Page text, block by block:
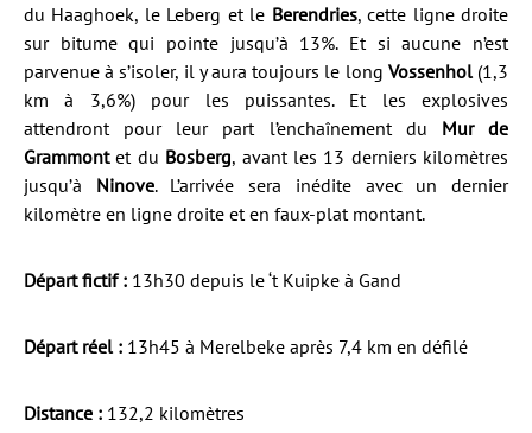
du Haaghoek, le Leberg et le Berendries, cette ligne droite
sur bitume qui pointe jusqu’à 13%. Et si aucune n’est
parvenue à s’isoler, il y aura toujours le long Vossenhol(1,3
km à 3,6%) pour les puissantes. Et les explosives
attendront pour leur part l’enchaînement du Mur de
Grammontet du Bosberg, avant les 13 derniers kilomètres
jusqu’à Ninove. L’arrivée sera inédite avec un dernier
kilomètre en ligne droite et en faux-plat montant.
Départ fictif : 13h30 depuis le ‘t Kuipke à Gand
Départ réel : 13h45 à Merelbeke après 7,4 km en défilé
Distance : 132,2 kilomètres